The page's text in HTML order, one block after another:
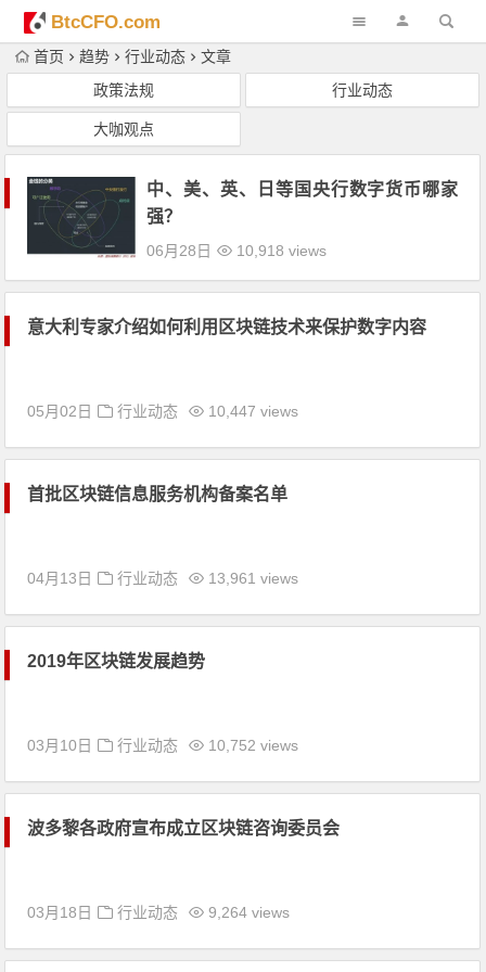
BtcCFO.com
首页 趋势 行业动态
文章
政策法规
行业动态
大咖观点
中、美、英、日等国央行数字货币哪家
强？
06月28日 10,918 views
意大利专家介绍如何利用区块链技术来保护数字内容
05月02日 行业动态 10,447 views
首批区块链信息服务机构备案名单
04月13日 行业动态 13,961 views
2019年区块链发展趋势
03月10日 行业动态 10,752 views
波多黎各政府宣布成立区块链咨询委员会
03月18日 行业动态 9,264 views